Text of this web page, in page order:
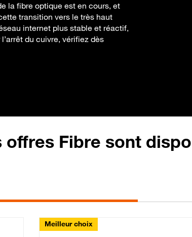
la fibre optique est en cours, et
transition vers le très haut
internet plus stable et réactif,
du cuivre, vérifiez dès
offres Fibre sont
Meilleur choix